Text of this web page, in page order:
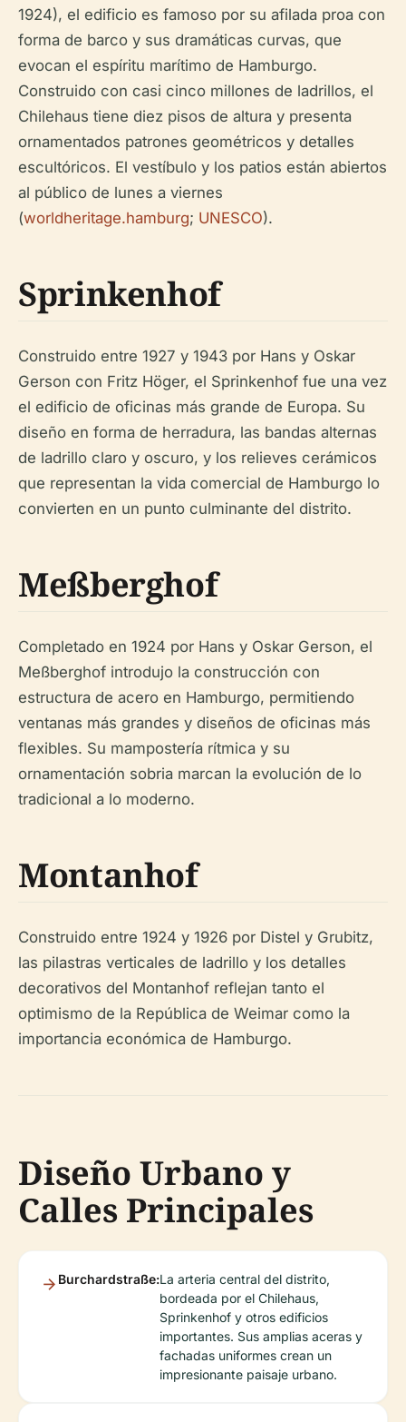
1924), el edificio es famoso por su afilada proa con
forma de barco y sus dramáticas curvas, que
evocan el espíritu marítimo de Hamburgo.
Construido con casi cinco millones de ladrillos, el
Chilehaus tiene diez pisos de altura y presenta
ornamentados patrones geométricos y detalles
escultóricos. El vestíbulo y los patios están abiertos
al público de lunes a viernes
(worldheritage.hamburg; UNESCO).
Sprinkenhof
Construido entre 1927 y 1943 por Hans y Oskar
Gerson con Fritz Höger, el Sprinkenhof fue una vez
el edificio de oficinas más grande de Europa. Su
diseño en forma de herradura, las bandas alternas
de ladrillo claro y oscuro, y los relieves cerámicos
que representan la vida comercial de Hamburgo lo
convierten en un punto culminante del distrito.
Meßberghof
Completado en 1924 por Hans y Oskar Gerson, el
Meßberghof introdujo la construcción con
estructura de acero en Hamburgo, permitiendo
ventanas más grandes y diseños de oficinas más
flexibles. Su mampostería rítmica y su
ornamentación sobria marcan la evolución de lo
tradicional a lo moderno.
Montanhof
Construido entre 1924 y 1926 por Distel y Grubitz,
las pilastras verticales de ladrillo y los detalles
decorativos del Montanhof reflejan tanto el
optimismo de la República de Weimar como la
importancia económica de Hamburgo.
Diseño Urbano y
Calles Principales
Burchardstraße:La arteria central del distrito,
bordeada por el Chilehaus,
Sprinkenhof y otros edificios
importantes. Sus amplias aceras y
fachadas uniformes crean un
impresionante paisaje urbano.